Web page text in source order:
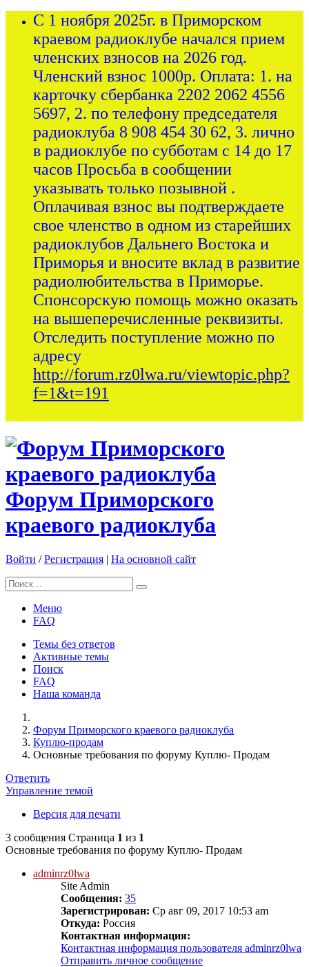
С 1 ноября 2025г. в Приморском
краевом радиоклубе начался прием
членских взносов на 2026 год.
Членский взнос 1000р. Оплата: 1. на
карточку сбербанка 2202 2062 4556
5697, 2. по телефону председателя
радиоклуба 8 908 454 30 62, 3. лично
в радиоклубе по субботам с 14 до 17
часов Просьба в сообщении
указывать только позывной .
Оплачивая взнос вы подтверждаете
свое членство в одном из старейших
радиоклубов Дальнего Востока и
Приморья и вносите вклад в развитие
радиолюбительства в Приморье.
Спонсорскую помощь можно оказать
на вышеперечисленные реквизиты.
Отследить поступление можно по
адресу
http://forum.rz0lwa.ru/viewtopic.php?
f=1&t=191
Форум Приморского
краевого радиоклуба
Войти /Регистрация | На основной сайт
Меню
FAQ
Темы без ответов
Активные темы
Поиск
FAQ
Наша команда
Форум Приморского краевого радиоклуба
Куплю-продам
Основные требования по форуму Куплю- Продам
Ответить
Управление темой
Версия для печати
3 сообщения Страница 1 из 1
Основные требования по форуму Куплю- Продам
adminrz0lwa
Site Admin
Сообщения: 35
Зарегистрирован: Ср авг 09, 2017 10:53 am
Откуда: Россия
Контактная информация:
Контактная информация пользователя adminrz0lwa
Отправить личное сообщение